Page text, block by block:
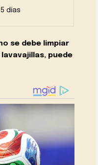
días
se debe limpiar
puede